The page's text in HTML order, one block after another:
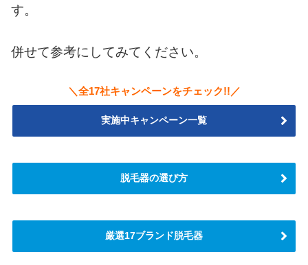
す。
併せて参考にしてみてください。
＼全17社キャンペーンをチェック!!／
実施中キャンペーン一覧
脱毛器の選び方
厳選17ブランド脱毛器